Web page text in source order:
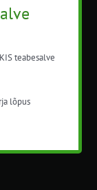
alt
teabesalve
lõpus